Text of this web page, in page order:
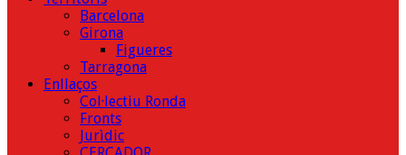
Barcelona
Girona
Figueres
Tarragona
Enllaços
Col·lectiu Ronda
Fronts
Jurìdic